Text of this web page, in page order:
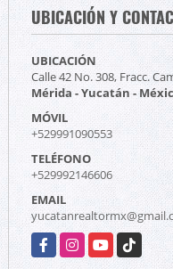
UBICACIÓN Y
UBICACIÓN
Calle 42 No. 308, Fracc.
Mérida - Yucatán -
MÓVIL
+529991090553
TELÉFONO
+529992146606
EMAIL
FacebookInstagramYouTube
TikTok